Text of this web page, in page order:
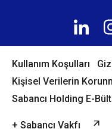
Kullanım Koşulları
Kişisel Verilerin
Sabancı Holding E-
+ Sabancı Vakfı